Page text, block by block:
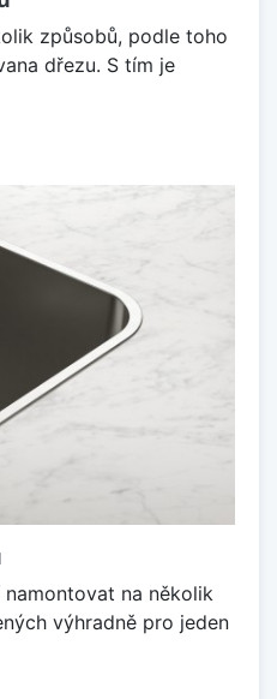
způsobů, podle toho
dřezu. S tím je
namontovat na několik
výhradně pro jeden